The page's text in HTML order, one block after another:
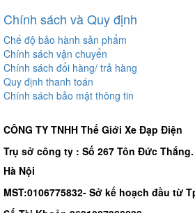
Chính sách và Quy định
Chế độ bảo hành sản phẩm
Chính sách vận chuyển
Chính sách đổi hàng/ trả hàng
Quy định thanh toán
Chính sách bảo mật thông tin
CÔNG TY TNHH Thế Giới Xe Đạp Điện
Trụ sở công ty : Số 267 Tôn Đức
Hà Nội
MST:0106775832- Sở kế hoạch đầu từ